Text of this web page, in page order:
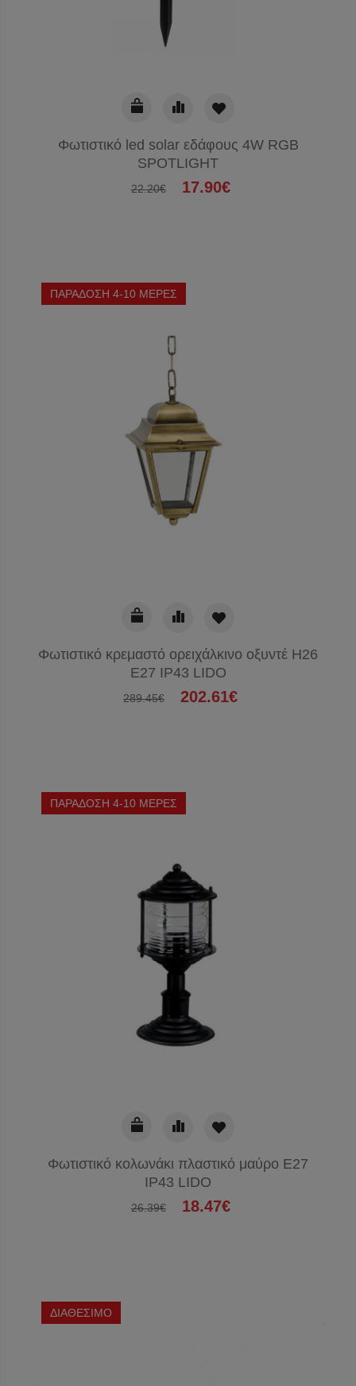
Φωτιστικό led solar εδάφους 4W RGB
SPOTLIGHT
22.20€ 17.90€
ΠΑΡΑΔΟΣΗ 4-10 ΜΕΡΕΣ
Φωτιστικό κρεμαστό ορειχάλκινο οξυντέ H26
E27 IP43 LIDO
289.45€ 202.61€
ΠΑΡΑΔΟΣΗ 4-10 ΜΕΡΕΣ
Φωτιστικό κολωνάκι πλαστικό μαύρο Ε27
IP43 LIDO
26.39€ 18.47€
ΔΙΑΘΕΣΙΜΟ